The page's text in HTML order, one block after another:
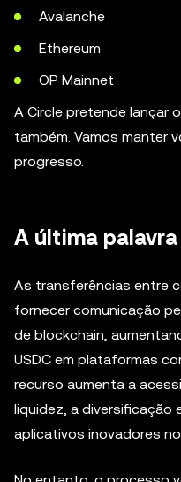
Avalanche
Ethereum
OP Mainnet
A Circle pretende lançar
também. Vamos manter
progresso.
A última palavra
As transferências entre
fornecer comunicação
de blockchain,
USDC em plataformas
recurso aumenta a
liquidez, a diversificação
aplicativos inovadores